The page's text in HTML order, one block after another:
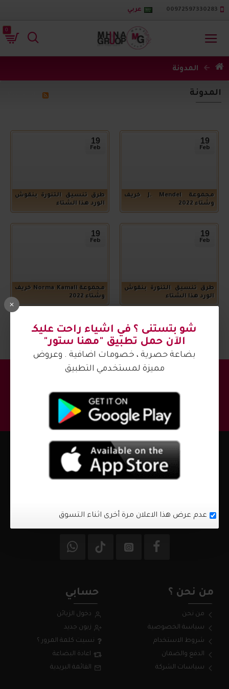
00972597330283 عربي
0
شو بتستنى ؟ في اشياء راحت عليكـ
الآن حمل تطبيق "مهنا ستور"
بضاعة حصرية ، خصومات اضافية . وعروض
مميزة لمستخدمي التطبيق
عدم عرض هذا الاعلان مرة أخرى اثناء التسوق
المدونة
المدونة
19
Feb
مجموعة J. Mendel خريف
وشتاء 2022
19
Feb
طرق تنسيق التنورة بنقوش
الورد هذا الشتاء
19
Feb
طرق تنسيق التنورة بنقوش
الورد هذا الشتاء
19
Feb
مجموعة Norma Kamali خريف
وشتاء 2022
عرض 1 الى 4 من 4 (1 صفحات)
اشترك في القائمة البريدية واحصل على احدث العروض
اتصل بنا الآن
+972597330283
السبت - الجمعة من 10:00 ص - 10:00 م
من نحن ؟
من نحن
سياسة الخصوصية
شروط الاستخدام
الدفع والضمان
سياسات الشركة
حسابي
دخول الزبائن
زبون جديد
نسيت كلمة المرور ؟
اعادة البضاعة
القائمة البريدية